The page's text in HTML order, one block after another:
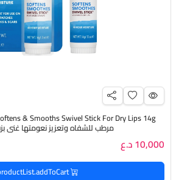
مرطب للشفاه وتعزيز نعومتها غني
10,000 د.ع
productList.addToCart